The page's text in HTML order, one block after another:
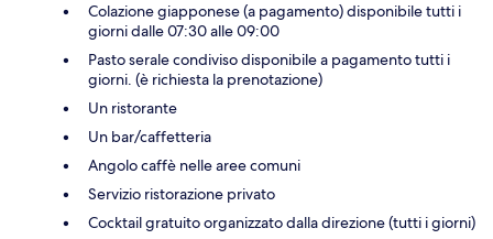
Colazione giapponese (a pagamento) disponibile tutti i
giorni dalle 07:30 alle 09:00
Pasto serale condiviso disponibile a pagamento tutti i
giorni. (è richiesta la prenotazione)
Un ristorante
Un bar/caffetteria
Angolo caffè nelle aree comuni
Servizio ristorazione privato
Cocktail gratuito organizzato dalla direzione (tutti i giorni)